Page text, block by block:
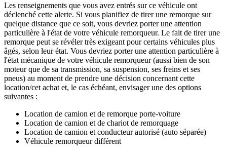
Les renseignements que vous avez entrés sur ce véhicule ont
déclenché cette alerte. Si vous planifiez de tirer une remorque sur
quelque distance que ce soit, vous devriez porter une attention
particulière à l'état de votre véhicule remorqueur. Le fait de tirer une
remorque peut se révéler très exigeant pour certains véhicules plus
âgés, selon leur état. Vous devriez porter une attention particulière à
l'état mécanique de votre véhicule remorqueur (aussi bien de son
moteur que de sa transmission, sa suspension, ses freins et ses
pneus) au moment de prendre une décision concernant cette
location/cet achat et, le cas échéant, envisager une des options
suivantes :
Location de camion et de remorque porte-voiture
Location de camion et de chariot de remorquage
Location de camion et conducteur autorisé (auto séparée)
Véhicule remorqueur différent